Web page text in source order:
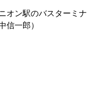
オン駅のバスターミナ
信一郎）